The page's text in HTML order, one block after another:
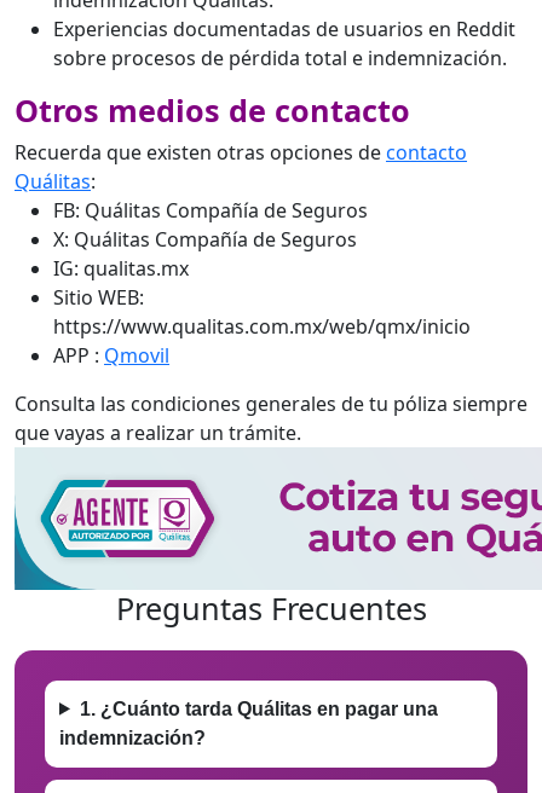
Experiencias documentadas de usuarios en Reddit
sobre procesos de pérdida total e indemnización.
Otros medios de contacto
Recuerda que existen otras opciones decontacto
Quálitas:
FB: Quálitas Compañía de Seguros
X: Quálitas Compañía de Seguros
IG: qualitas.mx
Sitio WEB:
https://www.qualitas.com.mx/web/qmx/inicio
APP : Qmovil
Consulta las condiciones generales de tu póliza siempre
que vayas a realizar un trámite.
Preguntas Frecuentes
1. ¿Cuánto tarda Quálitas en pagar una
indemnización?